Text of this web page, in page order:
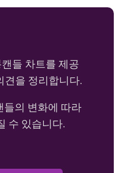
들 차트를 제공
견을 정리합니다.
들의 변화에 따라
수 있습니다.